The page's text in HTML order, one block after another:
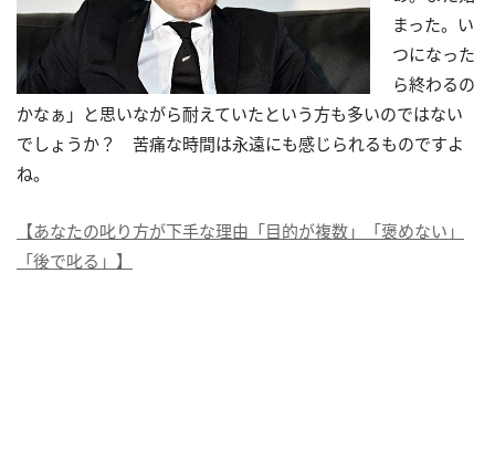
まった。い
つになった
ら終わるの
かなぁ」と思いながら耐えていたという方も多いのではない
でしょうか？ 苦痛な時間は永遠にも感じられるものですよ
ね。
【あなたの叱り方が下手な理由「目的が複数」「褒めない」
「後で叱る」】